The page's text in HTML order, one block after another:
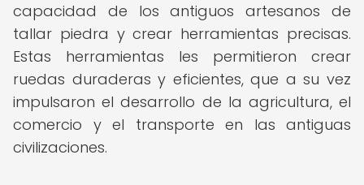
capacidad de los antiguos artesanos de
tallar piedra y crear herramientas precisas.
Estas herramientas les permitieron crear
ruedas duraderas y eficientes, que a su vez
impulsaron el desarrollo de la agricultura, el
comercio y el transporte en las antiguas
civilizaciones.